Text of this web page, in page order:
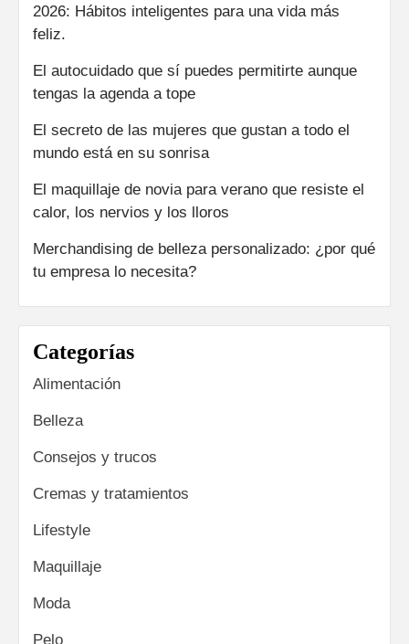
2026: Hábitos inteligentes para una vida más
feliz.
El autocuidado que sí puedes permitirte aunque
tengas la agenda a tope
El secreto de las mujeres que gustan a todo el
mundo está en su sonrisa
El maquillaje de novia para verano que resiste el
calor, los nervios y los lloros
Merchandising de belleza personalizado: ¿por qué
tu empresa lo necesita?
Categorías
Alimentación
Belleza
Consejos y trucos
Cremas y tratamientos
Lifestyle
Maquillaje
Moda
Pelo